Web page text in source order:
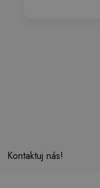
Kontaktuj nás!